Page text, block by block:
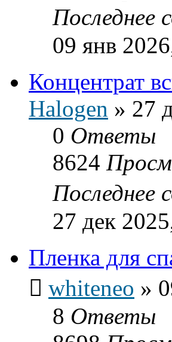
Последнее
09 янв
Концентрат
Halogen » 27
0 Ответы
8624
Последнее
27 дек
Пленка для
whiteneo »
8 Ответы